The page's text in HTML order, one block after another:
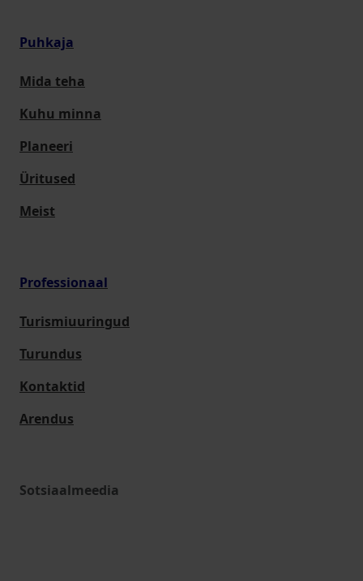
Puhkaja
Mida teha
Kuhu minna
Planeeri
Üritused
Meist
Professionaal
Turismiuuringud
Turundus
Kontaktid
Arendus
Sotsiaalmeedia